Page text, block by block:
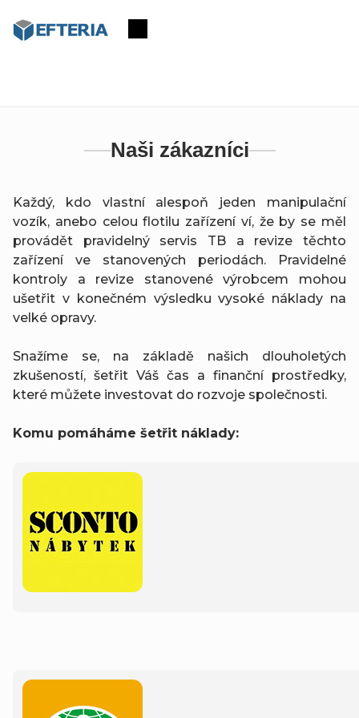
na
Nákupní
Naši zákazníci
Každý, kdo vlastní alespoň jeden manipulační
vozík, anebo celou flotilu zařízení ví, že by se měl
provádět pravidelný servis TB a revize těchto
zařízení ve stanovených periodách. Pravidelné
kontroly a revize stanovené výrobcem mohou
ušetřit v konečném výsledku vysoké náklady na
velké opravy.
Snažíme se, na základě našich dlouholetých
zkušeností, šetřit Váš čas a finanční prostředky,
které můžete investovat do rozvoje společnosti.
Komu pomáháme šetřit náklady: